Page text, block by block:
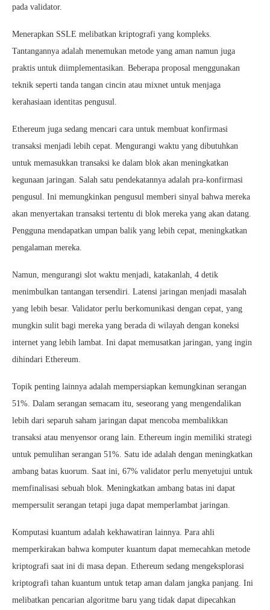
pada validator.
Menerapkan SSLE melibatkan kriptografi yang kompleks.
Tantangannya adalah menemukan metode yang aman namun juga
praktis untuk diimplementasikan. Beberapa proposal menggunakan
teknik seperti tanda tangan cincin atau mixnet untuk menjaga
kerahasiaan identitas pengusul.
Ethereum juga sedang mencari cara untuk membuat konfirmasi
transaksi menjadi lebih cepat. Mengurangi waktu yang dibutuhkan
untuk memasukkan transaksi ke dalam blok akan meningkatkan
kegunaan jaringan. Salah satu pendekatannya adalah pra-konfirmasi
pengusul. Ini memungkinkan pengusul memberi sinyal bahwa mereka
akan menyertakan transaksi tertentu di blok mereka yang akan datang.
Pengguna mendapatkan umpan balik yang lebih cepat, meningkatkan
pengalaman mereka.
Namun, mengurangi slot waktu menjadi, katakanlah, 4 detik
menimbulkan tantangan tersendiri. Latensi jaringan menjadi masalah
yang lebih besar. Validator perlu berkomunikasi dengan cepat, yang
mungkin sulit bagi mereka yang berada di wilayah dengan koneksi
internet yang lebih lambat. Ini dapat memusatkan jaringan, yang ingin
dihindari Ethereum.
Topik penting lainnya adalah mempersiapkan kemungkinan serangan
51%. Dalam serangan semacam itu, seseorang yang mengendalikan
lebih dari separuh saham jaringan dapat mencoba membalikkan
transaksi atau menyensor orang lain. Ethereum ingin memiliki strategi
untuk pemulihan serangan 51%. Satu ide adalah dengan meningkatkan
ambang batas kuorum. Saat ini, 67% validator perlu menyetujui untuk
memfinalisasi sebuah blok. Meningkatkan ambang batas ini dapat
mempersulit serangan tetapi juga dapat memperlambat jaringan.
Komputasi kuantum adalah kekhawatiran lainnya. Para ahli
memperkirakan bahwa komputer kuantum dapat memecahkan metode
kriptografi saat ini di masa depan. Ethereum sedang mengeksplorasi
kriptografi tahan kuantum untuk tetap aman dalam jangka panjang. Ini
melibatkan pencarian algoritme baru yang tidak dapat dipecahkan